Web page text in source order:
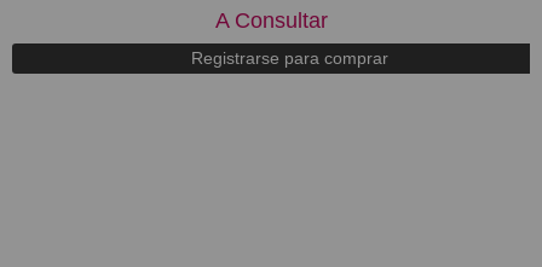
A Consultar
Registrarse para comprar